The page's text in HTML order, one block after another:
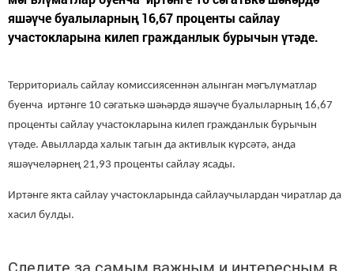
яшәүче буалыларның 16,67 проценты сайлау
участокларына килеп гражданлык бурычын үтәде.
Территориаль сайлау комиссиясеннән алынган мәгълүматлар
буенча иртәнге 10 сәгатькә шәһәрдә яшәүче буалыларның 16,67
проценты сайлау участокларына килеп гражданлык бурычын
үтәде. Авылларда халык тагын да активлык күрсәтә, анда
яшәүчеләрнең 21,93 проценты сайлау ясады.
Иртәнге якта сайлау участокларында сайлаучылардан чиратлар да
хасил булды.
Следите за самым важным и интересным в